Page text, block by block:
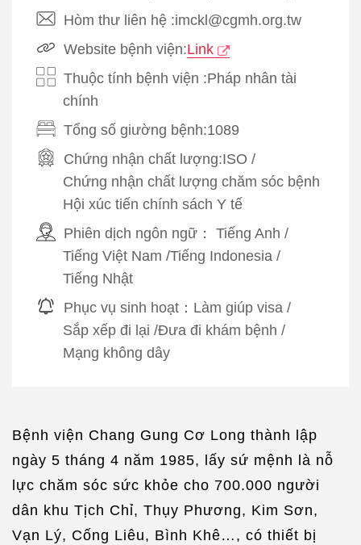
Hòm thư liên hệ :imckl@cgmh.org.tw
Website bệnh viện:Link
Thuộc tính bệnh viện :Pháp nhân tài
chính
Tổng số giường bệnh:1089
Chứng nhận chất lượng:ISO /
Chứng nhận chất lượng chăm sóc bệnh
Hội xúc tiến chính sách Y tế
Phiên dịch ngôn ngữ： Tiếng Anh /
Tiếng Việt Nam /Tiếng Indonesia /
Tiếng Nhật
Phục vụ sinh hoạt： Làm giúp visa /
Sắp xếp đi lại /Đưa đi khám bệnh /
Mạng không dây
Bệnh viện Chang Gung Cơ Long thành lập
ngày 5 tháng 4 năm 1985, lấy sứ mệnh là nỗ
lực chăm sóc sức khỏe cho 700.000 người
dân khu Tịch Chỉ, Thụy Phương, Kim Sơn,
Vạn Lý, Cống Liêu, Bình Khê…, có thiết bị